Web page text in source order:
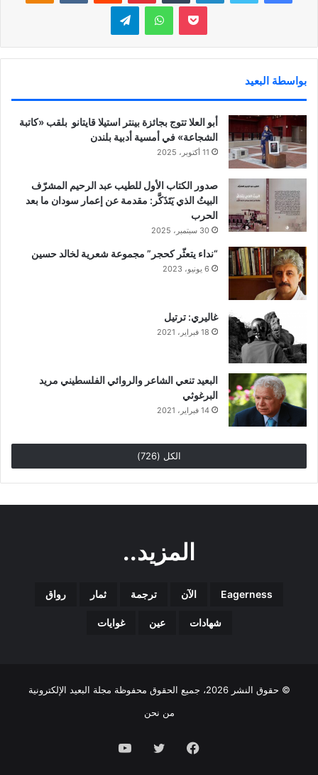
بوكيت واتساب تيلقرام
بواسطة البعيد
أبو العلا تتوج بجائزة بينتر استيلا قايتانو بلقب «كاتبة
الشجاعة» في أمسية أدبية بلندن
11 أكتوبر، 2025
صدور الكتاب الأول للطيب عبد الرحيم المشرّف
البيتُ الذي يَتَذَكَّر: مقدمة عن إعمار سودان ما بعد
الحرب
30 سبتمبر، 2025
“نداء يتعثّر كحجر” مجموعة شعرية لخالد حسين
6 يونيو، 2023
غاليري: ترتيل
18 فبراير، 2021
البعيد تنعي الشاعر والروائي الفلسطيني مريد
البرغوثي
14 فبراير، 2021
الكل (726)
المزيد..
Eagerness الآن ترجمة ثمار رواق
شهادات عين غوايات
© حقوق النشر 2026، جميع الحقوق محفوظة مجلة البعيد الإلكترونية
من نحن
فيسبوك تويتر